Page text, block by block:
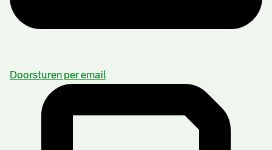
Doorsturen per email